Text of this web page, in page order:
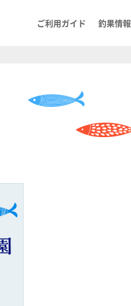
ご利用ガイド 釣果情報